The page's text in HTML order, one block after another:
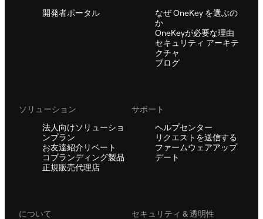
開発者ポータル
なぜ OneKey を選ぶの
か
OneKeyが必要な理由
セキュリティ アーキテ
クチャ
ブログ
ソリューション
法人向けソリューショ
ンプラン
お友達紹介リベート
コブランディング製品
正規販売代理店
サポート
ヘルプセンター
リクエストを送信する
ファームウェアアップ
デート
について
セキュリティ & 透明性